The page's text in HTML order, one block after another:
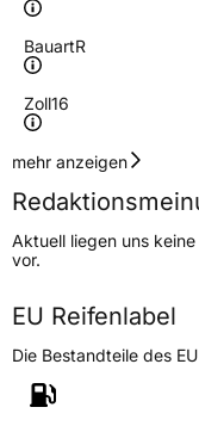
BauartR
Zoll16
Geschwindigkeitsindex
Lastindex 109/107
Generelle Merkmale
mehr anzeigen
Aktuell liegen uns
vor.
EU Reifenlabel
Die Bestandteile des